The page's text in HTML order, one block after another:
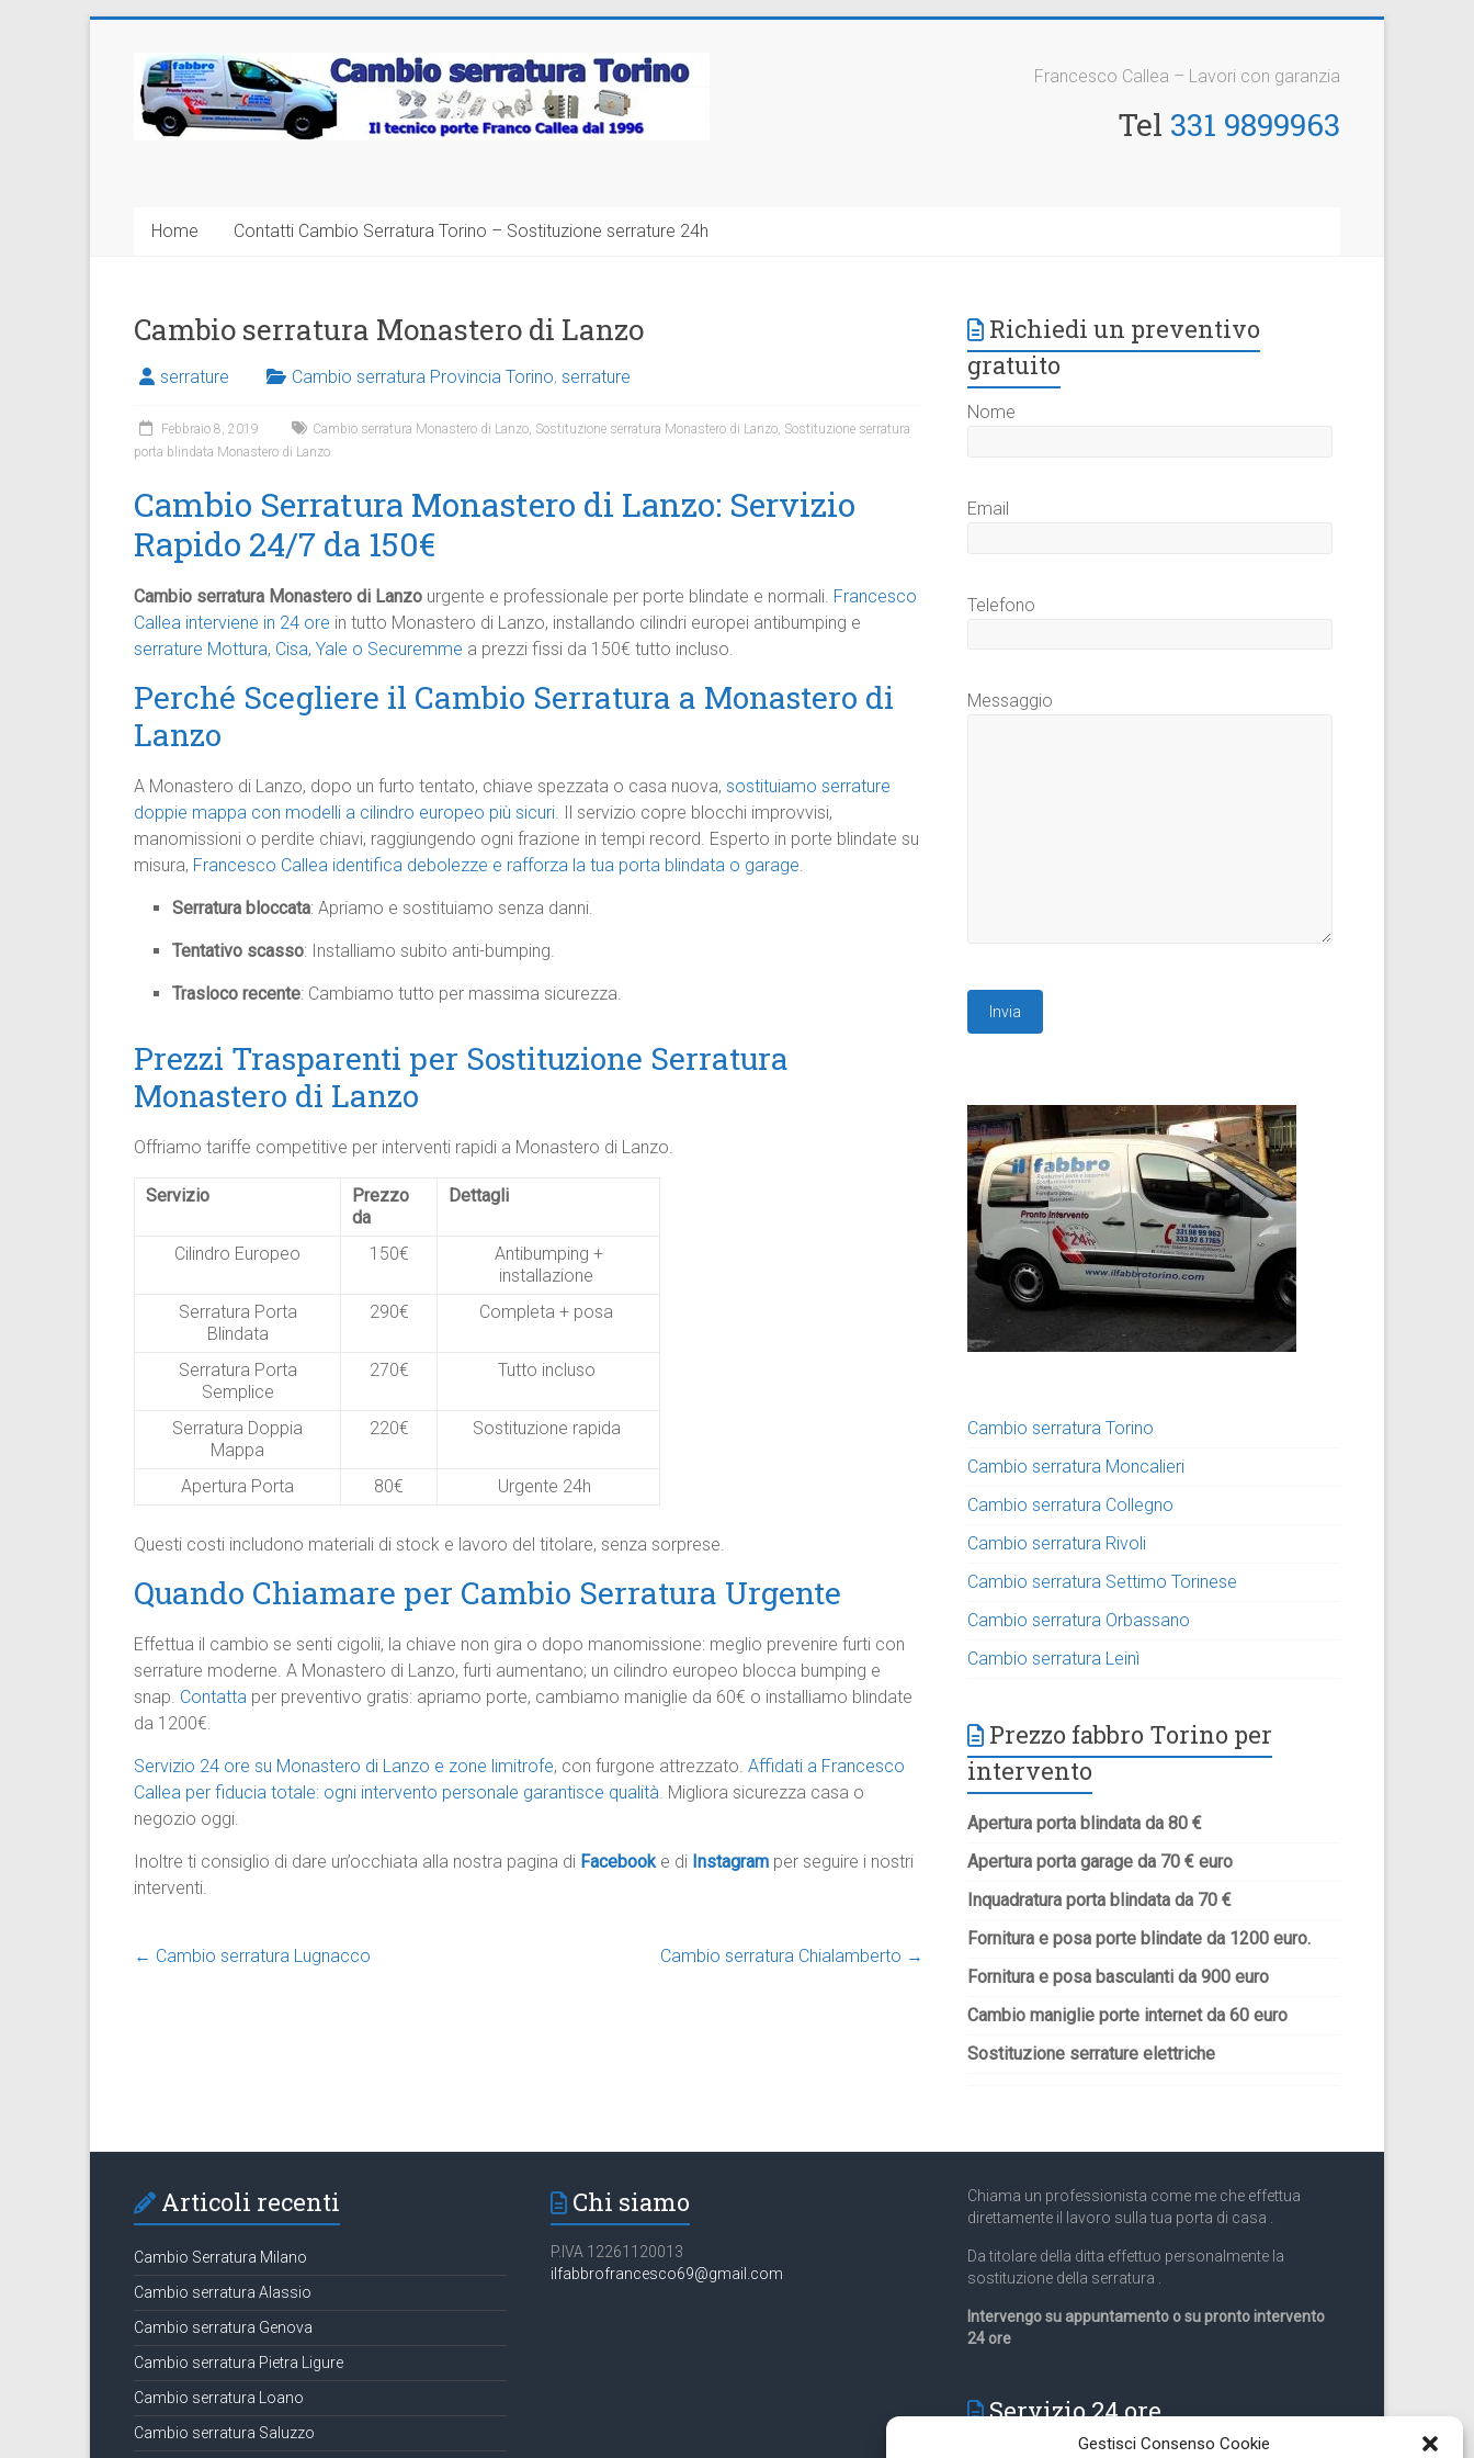
Gestisci Consenso Cookie
contenutoCambio
Serratura
Francesco Callea – Lavori con garanzia
Tel 331 9899963
Home Contatti Cambio Serratura Torino – Sostituzione serrature 24h
Cambio serratura Monastero di Lanzo
serrature Cambio serratura Provincia Torino, serrature
Febbraio 8, 2019 Cambio serratura Monastero di Lanzo, Sostituzione serratura Monastero di Lanzo, Sostituzione serratura
porta blindata Monastero di Lanzo
Cambio Serratura Monastero di Lanzo: Servizio
Rapido 24/7 da 150€
Cambio serratura Monastero di Lanzo urgente e professionale per porte blindate e normali. Francesco
Callea interviene in 24 ore in tutto Monastero di Lanzo, installando cilindri europei antibumping e
serrature Mottura, Cisa, Yale o Securemme a prezzi fissi da 150€ tutto incluso.​
Perché Scegliere il Cambio Serratura a Monastero di
Lanzo
A Monastero di Lanzo, dopo un furto tentato, chiave spezzata o casa nuova, sostituiamo serrature
doppie mappa con modelli a cilindro europeo più sicuri. Il servizio copre blocchi improvvisi,
manomissioni o perdite chiavi, raggiungendo ogni frazione in tempi record. Esperto in porte blindate su
misura, Francesco Callea identifica debolezze e rafforza la tua porta blindata o garage.​
Serratura bloccata: Apriamo e sostituiamo senza danni.
Tentativo scasso: Installiamo subito anti-bumping.
Trasloco recente: Cambiamo tutto per massima sicurezza.​
Prezzi Trasparenti per Sostituzione Serratura
Monastero di Lanzo
Offriamo tariffe competitive per interventi rapidi a Monastero di Lanzo.
Servizio
Prezzo
da
Dettagli
Cilindro Europeo 150€
Antibumping +
installazione ​
Serratura Porta
Blindata
290€ Completa + posa ​
Serratura Porta
Semplice
270€ Tutto incluso ​
Serratura Doppia
Mappa
220€ Sostituzione rapida ​
Apertura Porta 80€ Urgente 24h ​ ​
Questi costi includono materiali di stock e lavoro del titolare, senza sorprese.​
Quando Chiamare per Cambio Serratura Urgente
Effettua il cambio se senti cigolii, la chiave non gira o dopo manomissione: meglio prevenire furti con
serrature moderne. A Monastero di Lanzo, furti aumentano; un cilindro europeo blocca bumping e
snap. Contatta per preventivo gratis: apriamo porte, cambiamo maniglie da 60€ o installiamo blindate
da 1200€.​
Servizio 24 ore su Monastero di Lanzo e zone limitrofe, con furgone attrezzato. Affidati a Francesco
Callea per fiducia totale: ogni intervento personale garantisce qualità. Migliora sicurezza casa o
negozio oggi.
Inoltre ti consiglio di dare un’occhiata alla nostra pagina di Facebook e di Instagram per seguire i nostri
interventi.
← Cambio serratura Lugnacco Cambio serratura Chialamberto →
Richiedi un preventivo
gratuito
Nome
Email
Telefono
Messaggio
Cambio serratura Torino
Cambio serratura Moncalieri
Cambio serratura Collegno
Cambio serratura Rivoli
Cambio serratura Settimo Torinese
Cambio serratura Orbassano
Cambio serratura Leinì
Prezzo fabbro Torino per
intervento
Apertura porta blindata da 80 €
Apertura porta garage da 70 € euro
Inquadratura porta blindata da 70 €
Fornitura e posa porte blindate da 1200 euro.
Fornitura e posa basculanti da 900 euro
Cambio maniglie porte internet da 60 euro
Sostituzione serrature elettriche
Articoli recenti
Cambio Serratura Milano
Cambio serratura Alassio
Cambio serratura Genova
Cambio serratura Pietra Ligure
Cambio serratura Loano
Cambio serratura Saluzzo
Chi siamo
P.IVA 12261120013
ilfabbrofrancesco69@gmail.com
Chiama un professionista come me che effettua
direttamente il lavoro sulla tua porta di casa .
Da titolare della ditta effettuo personalmente la
sostituzione della serratura .
Intervengo su appuntamento o su pronto intervento
24 ore
Servizio 24 ore